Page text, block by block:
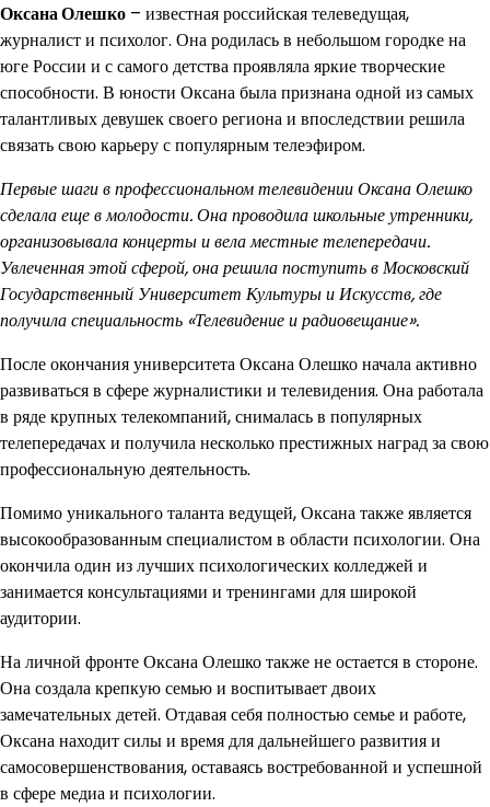
Оксана Олешко – известная российская телеведущая,
журналист и психолог. Она родилась в небольшом городке на
юге России и с самого детства проявляла яркие творческие
способности. В юности Оксана была признана одной из самых
талантливых девушек своего региона и впоследствии решила
связать свою карьеру с популярным телеэфиром.
Первые шаги в профессиональном телевидении Оксана Олешко
сделала еще в молодости. Она проводила школьные утренники,
организовывала концерты и вела местные телепередачи.
Увлеченная этой сферой, она решила поступить в Московский
Государственный Университет Культуры и Искусств, где
получила специальность «Телевидение и радиовещание».
После окончания университета Оксана Олешко начала активно
развиваться в сфере журналистики и телевидения. Она работала
в ряде крупных телекомпаний, снималась в популярных
телепередачах и получила несколько престижных наград за свою
профессиональную деятельность.
Помимо уникального таланта ведущей, Оксана также является
высокообразованным специалистом в области психологии. Она
окончила один из лучших психологических колледжей и
занимается консультациями и тренингами для широкой
аудитории.
На личной фронте Оксана Олешко также не остается в стороне.
Она создала крепкую семью и воспитывает двоих
замечательных детей. Отдавая себя полностью семье и работе,
Оксана находит силы и время для дальнейшего развития и
самосовершенствования, оставаясь востребованной и успешной
в сфере медиа и психологии.